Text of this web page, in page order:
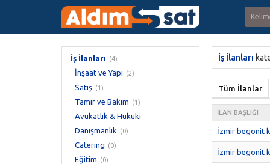
İş İlanları (4)
İnşaat ve Yapı (2)
Satış (1)
Tamir ve Bakım (1)
Avukatlık & Hukuki
Danışmanlık (0)
Catering (0)
Eğitim (0)
İş İlanları
Tüm İlanlar
İLAN BAŞLIĞI
İzmir begonit
İzmir begonit